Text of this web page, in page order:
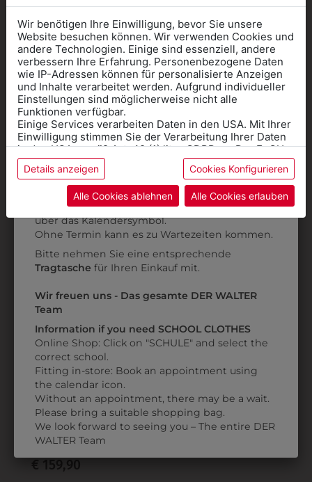
9AKRW04B01
KINDERFALTENROCK
DUNKELBLAU
€ 72,90
0AMJW30BL01
MÄDCHENJACKE
MIT SCHULLOGO
€ 159,90
ZULETZT ANGESEHEN
0AMJW30BL01
MÄDCHENJACKE
MIT
SCHULLOGO
€ 159,90
Wir benötigen Ihre Einwilligung, bevor Sie unsere
Website besuchen können. Wir verwenden Cookies und
andere Technologien. Einige sind essenziell, andere
verbessern Ihre Erfahrung. Personenbezogene Daten
wie IP-Adressen können für personalisierte Anzeigen
und Inhalte verarbeitet werden. Aufgrund individueller
Einstellungen sind möglicherweise nicht alle
Funktionen verfügbar.
Einige Services verarbeiten Daten in den USA. Mit Ihrer
Einwilligung stimmen Sie der Verarbeitung Ihrer Daten
in den USA gemäß Art. 49 (1) lit. a GDPR zu. Der EuGH
stuft die USA als Land mit unzureichendem Datenschutz
ein, und es besteht das Risiko, dass US-Behörden
Daten ohne Klagemöglichkeit für Europäer überwachen.
Datenschutzerklärungbzw. im
Details anzeigen Cookies Konfigurieren
Alle Cookies ablehnen Alle Cookies erlauben
Informationen wenn Sie
Kleidung
für die SCHULE
benötigen
Online Shop: Klick auf SCHULE in der
Kategorie und die richtige Schule auswählen.
AnprobeVorort im Geschäft: Termin buchen
über das Kalendersymbol.
Ohne Termin kann es zu Wartezeiten kommen.
Bitte nehmen Sie eine entsprechende
Tragtasche für Ihren Einkauf mit.
Wir freuen uns - Das gesamte DER WALTER
Team
Information if you need SCHOOL CLOTHES
Online Shop: Click on "SCHULE" and select the
correct school.
Fitting in-store: Book an appointment using
the calendar icon.
Without an appointment, there may be a wait.
Please bring a suitable shopping bag.
We look forward to seeing you – The entire DER
WALTER Team